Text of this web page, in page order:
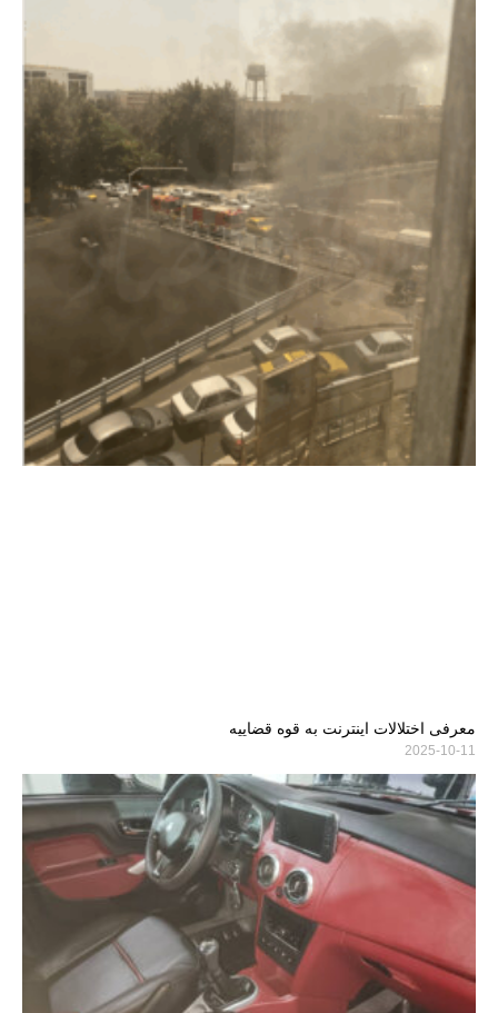
معرفی اختلالات اینترنت به قوه قضاییه
2025-10-11